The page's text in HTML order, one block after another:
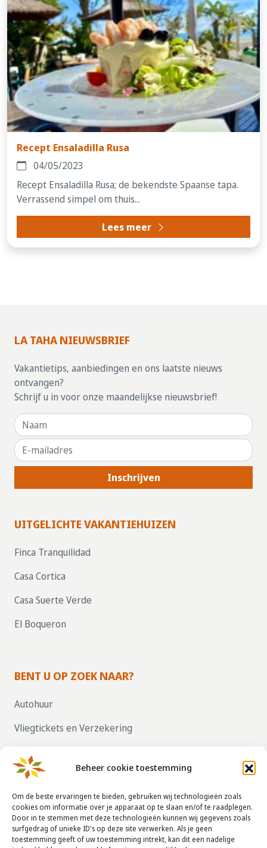
Beheer cookie toestemming
Om de beste ervaringen te bieden, gebruiken wij technologieën zoals
cookies om informatie over je apparaat op te slaan en/of te raadplegen.
Door in te stemmen met deze technologieën kunnen wij gegevens zoals
surfgedrag of unieke ID's op deze site verwerken. Als je geen
toestemming geeft of uw toestemming intrekt, kan dit een nadelige
Recept Ensaladilla Rusa
04/05/2023
Recept Ensaladilla Rusa; de bekendste Spaanse tapa.
Verrassend simpel om thuis...
Lees meer
LA TAHA NIEUWSBRIEF
Vakantietips, aanbiedingen en ons laatste nieuws
ontvangen?
Schrijf u in voor onze maandelijkse nieuwsbrief!
Inschrijven
UITGELICHTE VAKANTIEHUIZEN
Finca Tranquilidad
Casa Cortica
Casa Suerte Verde
El Boqueron
BENT U OP ZOEK NAAR?
Autohuur
Vliegtickets en Verzekering
ZELF UW HUIS VERHUREN, KLIK HIER!
CONTACTGEGEVENS